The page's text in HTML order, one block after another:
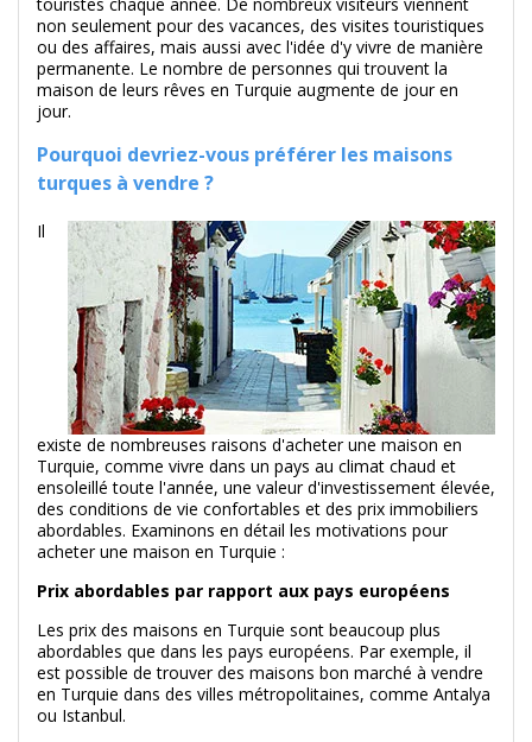
non seulement pour des vacances, des visites touristiques
ou des affaires, mais aussi avec l'idée d'y vivre de manière
permanente. Le nombre de personnes qui trouvent la
maison de leurs rêves en Turquie augmente de jour en
jour.
Pourquoi devriez-vous préférer les maisons
turques à vendre ?
Il
existe de nombreuses raisons d'acheter une maison en
Turquie, comme vivre dans un pays au climat chaud et
ensoleillé toute l'année, une valeur d'investissement élevée,
des conditions de vie confortables et des prix immobiliers
abordables. Examinons en détail les motivations pour
acheter une maison en Turquie :
Prix abordables par rapport aux pays européens
Les prix des maisons en Turquie sont beaucoup plus
abordables que dans les pays européens. Par exemple, il
est possible de trouver des maisons bon marché à vendre
en Turquie dans des villes métropolitaines, comme Antalya
ou Istanbul.